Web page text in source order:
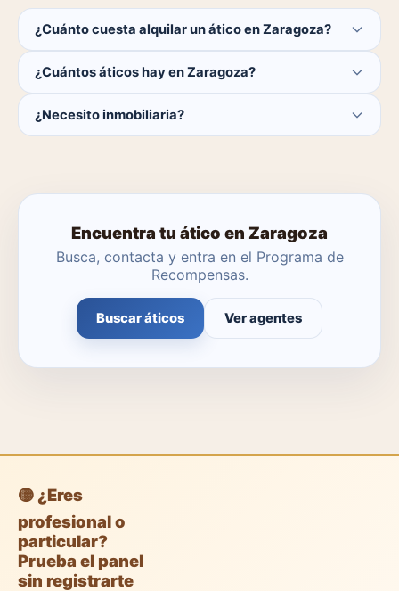
¿Cuánto cuesta alquilar un ático en Zaragoza?
¿Cuántos áticos hay en Zaragoza?
catálogo se actualiza a diario.
¿Necesito inmobiliaria?
Encuentra tu ático en Zaragoza
Busca, contacta y entra en el Programa de
Recompensas.
Buscar áticos Ver agentes
🟡 ¿Eres
profesional o
particular?
Prueba el panel
sin registrarte